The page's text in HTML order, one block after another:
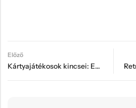
Előző
Kártyajátékosok kincsei: Egyedi dobozok és tokenek a gyűjtőknek